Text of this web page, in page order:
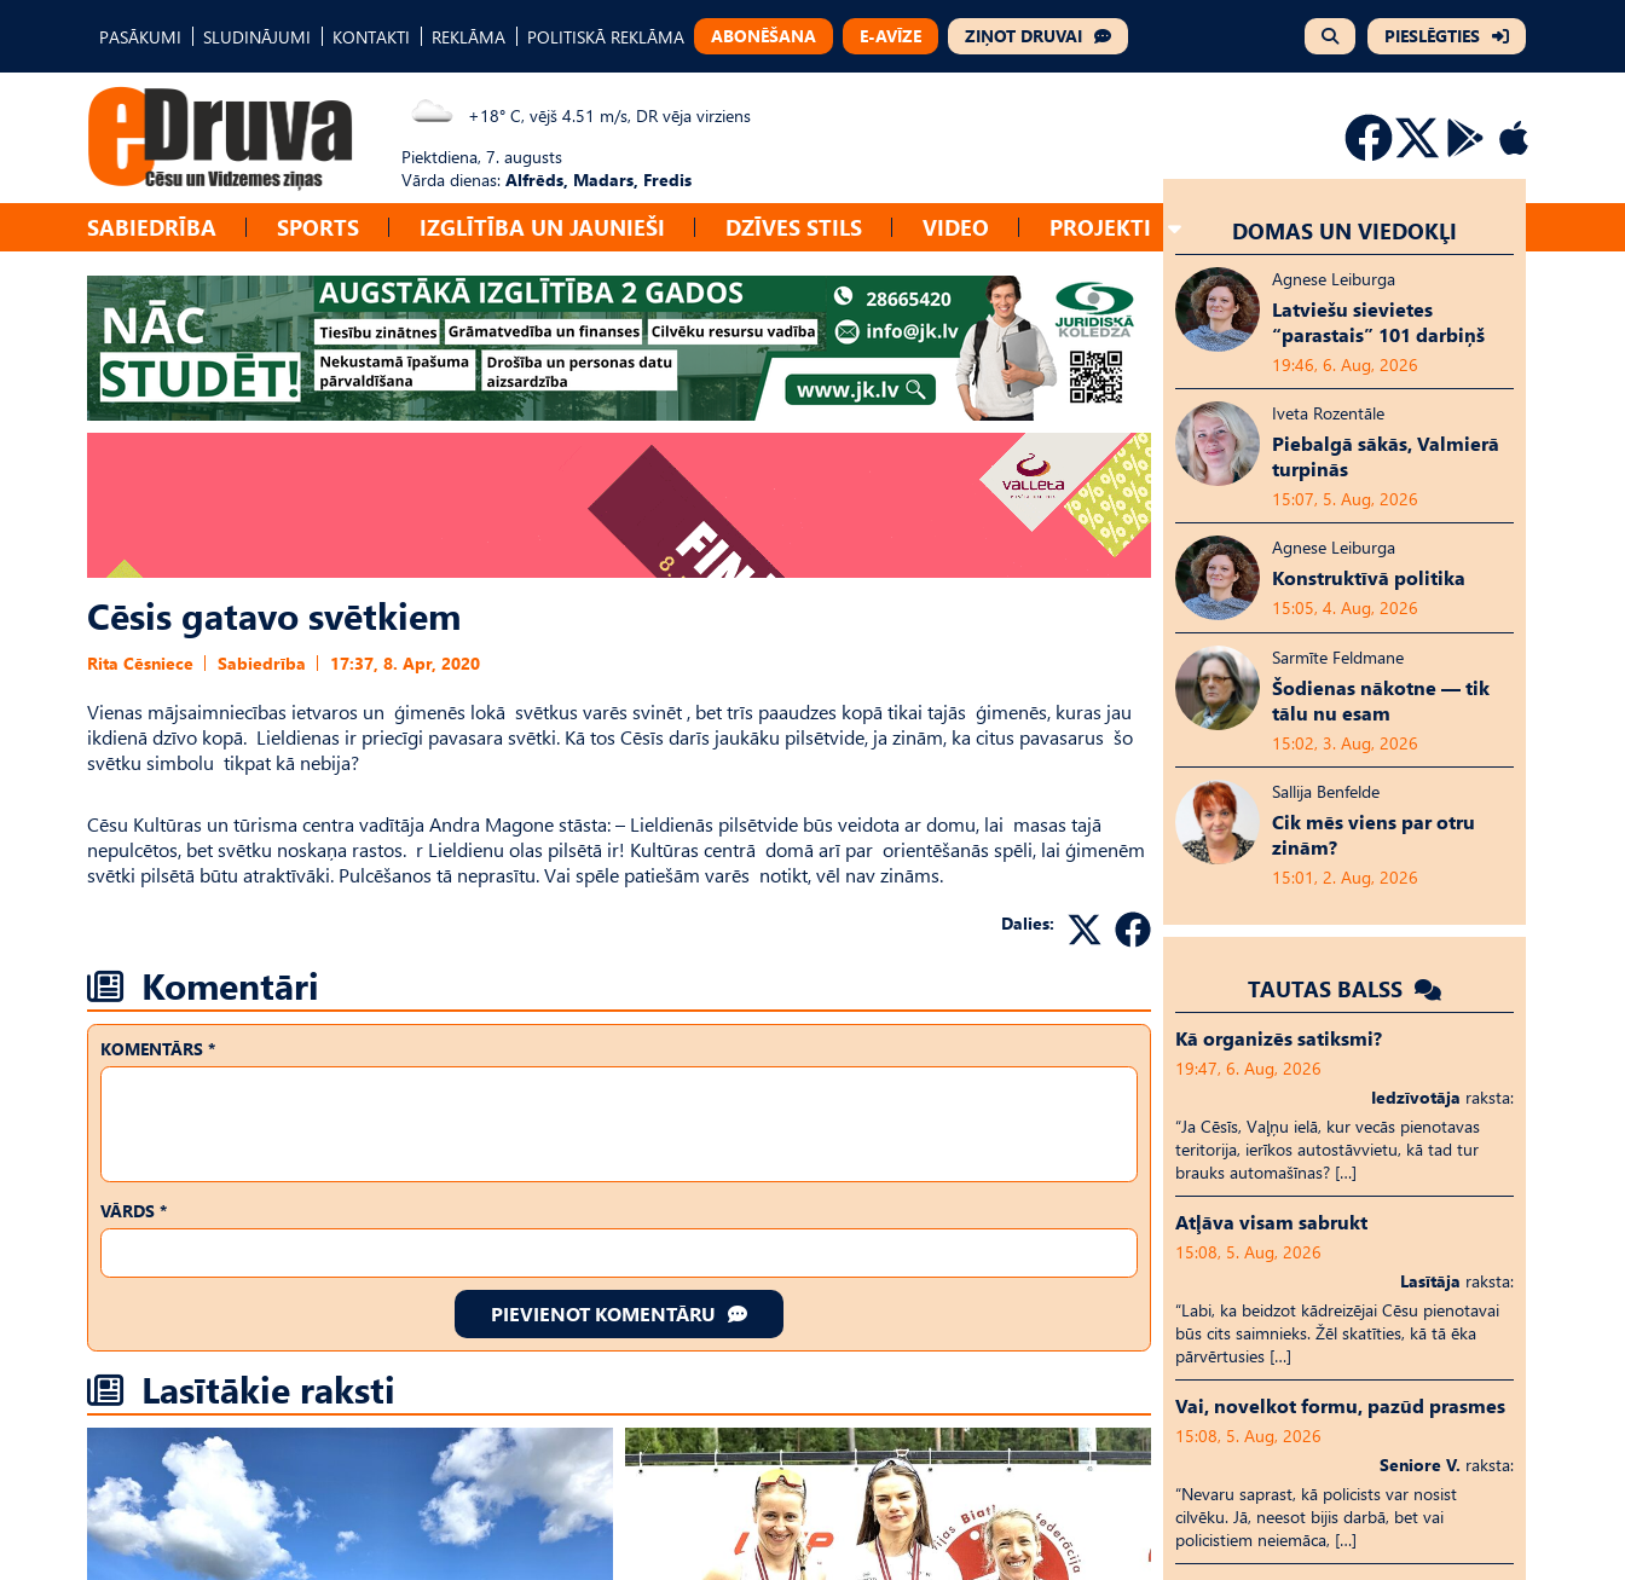
PASĀKUMI SLUDINĀJUMI KONTAKTI REKLĀMA POLITISKĀ REKLĀMA ABONĒŠANA E-AVĪZE ZIŅOT DRUVAI PIESLĒGTIES
+18° C, vējš 4.51 m/s, DR vēja virziens
Piektdiena, 7. augusts
Vārda dienas: Alfrēds, Madars, Fredis
SABIEDRĪBA SPORTS IZGLĪTĪBA UN JAUNIEŠI DZĪVES STILS VIDEO PROJEKTI
Cēsis gatavo svētkiem
Rita Cēsniece Sabiedrība 17:37, 8. Apr, 2020
Vienas mājsaimniecības ietvaros un ģimenēs lokā svētkus varēs svinēt , bet trīs paaudzes kopā tikai tajās ģimenēs, kuras jau
ikdienā dzīvo kopā. Lieldienas ir priecīgi pavasara svētki. Kā tos Cēsīs darīs jaukāku pilsētvide, ja zinām, ka citus pavasarus šo
svētku simbolu tikpat kā nebija?
Cēsu Kultūras un tūrisma centra vadītāja Andra Magone stāsta: – Lieldienās pilsētvide būs veidota ar domu, lai masas tajā
nepulcētos, bet svētku noskaņa rastos. r Lieldienu olas pilsētā ir! Kultūras centrā domā arī par orientēšanās spēli, lai ģimenēm
svētki pilsētā būtu atraktīvāki. Pulcēšanos tā neprasītu. Vai spēle patiešām varēs notikt, vēl nav zināms.
Dalies:
Komentāri
KOMENTĀRS *
VĀRDS *
PIEVIENOT KOMENTĀRU
Lasītākie raksti
DOMAS UN VIEDOKĻI
Agnese Leiburga
Latviešu sievietes
“parastais” 101 darbiņš
19:46, 6. Aug, 2026
Iveta Rozentāle
Piebalgā sākās, Valmierā
turpinās
15:07, 5. Aug, 2026
Agnese Leiburga
Konstruktīvā politika
15:05, 4. Aug, 2026
Sarmīte Feldmane
Šodienas nākotne — tik
tālu nu esam
15:02, 3. Aug, 2026
Sallija Benfelde
Cik mēs viens par otru
zinām?
15:01, 2. Aug, 2026
TAUTAS BALSS
Kā organizēs satiksmi?
19:47, 6. Aug, 2026
Iedzīvotāja raksta:
“Ja Cēsīs, Vaļņu ielā, kur vecās pienotavas
teritorija, ierīkos autostāvvietu, kā tad tur
brauks automašīnas? […]
Atļāva visam sabrukt
15:08, 5. Aug, 2026
Lasītāja raksta:
“Labi, ka beidzot kādreizējai Cēsu pienotavai
būs cits saimnieks. Žēl skatīties, kā tā ēka
pārvērtusies […]
Vai, novelkot formu, pazūd prasmes
15:08, 5. Aug, 2026
Seniore V. raksta:
“Nevaru saprast, kā policists var nosist
cilvēku. Jā, neesot bijis darbā, bet vai
policistiem neiemāca, […]